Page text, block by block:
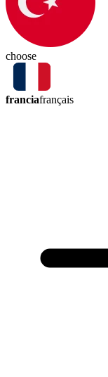
choose
franciafrançais